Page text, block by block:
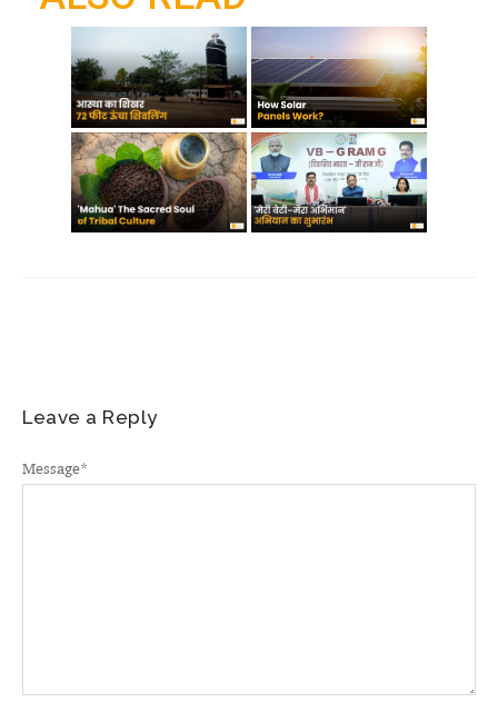
m
Leave a Reply
Message*